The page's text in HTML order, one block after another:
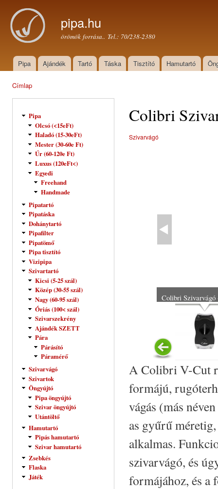
pipa.hu
örömök forrása.. Tel.: 70/238-2380
Főmenü
Pipa Ajándék Tartó Táska Tisztító Hamutartó
Címlap
Pipa
Olcsó (<15eFt)
Haladó (15-30eFt)
Mester (30-60e Ft)
Úr (60-120e Ft)
Luxus (120eFt<)
Egyedi
Freehand
Handmade
Pipatartó
Pipatáska
Dohánytartó
Pipafilter
Pipatömő
Pipa tisztító
Vizipipa
Szivartartó
Kicsi (5-25 szál)
Közép (30-55 szál)
Nagy (60-95 szál)
Óriás (100< szál)
Szivarszekrény
Ajándék SZETT
Pára
Párásító
Páramérő
Szivarvágó
Szivartok
Öngyújtó
Pipa öngyújtó
Szivar öngyújtó
Utántöltő
Hamutartó
Pipás hamutartó
Szivar hamutartó
Zsebkés
Flaska
Játék
Colibri
Szivarvágó
Colibri
A Colibri V-Cut
formájú,
vágás (más
as gyűrű
alkalmas.
szivarvágó, és
formájához, és a